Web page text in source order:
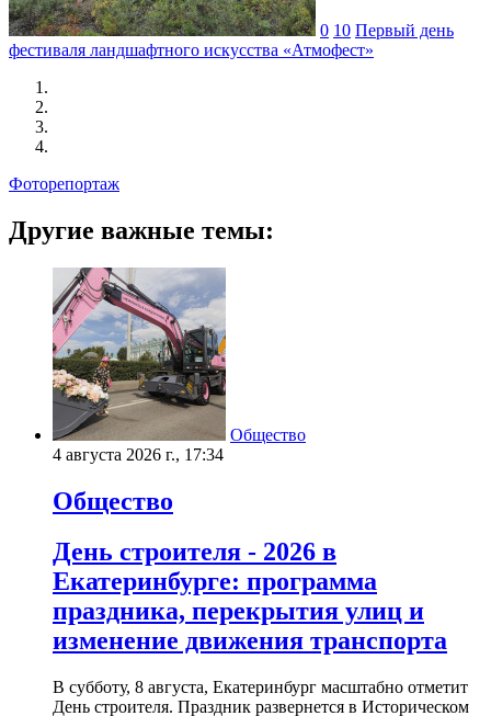
0 10 Первый день
фестиваля ландшафтного искусства «Атмофест»
Фоторепортаж
Другие важные темы:
Общество
4 августа 2026 г., 17:34
Общество
День строителя - 2026 в
Екатеринбурге: программа
праздника, перекрытия улиц и
изменение движения транспорта
В субботу, 8 августа, Екатеринбург масштабно отметит
День строителя. Праздник развернется в Историческом